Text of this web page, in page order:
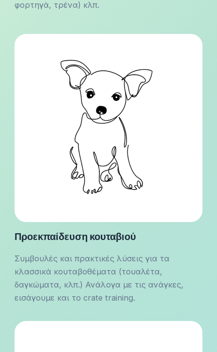
φορτηγά, τρένα) κλπ.
Προεκπαίδευση κουταβιού
Συμβουλές και πρακτικές λύσεις για τα
κλασσικά κουταβοθέματα (τουαλέτα,
δαγκώματα, κλπ.) Ανάλογα με τις ανάγκες,
εισάγουμε και το crate training.